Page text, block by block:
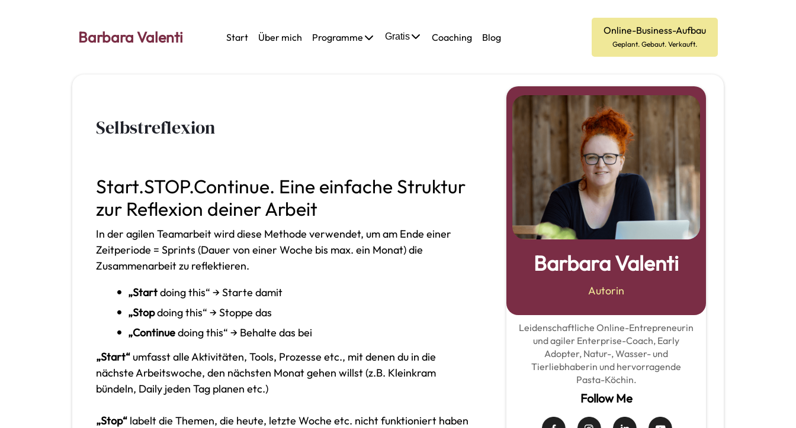
Barbara Valenti Start Über mich Programme Gratis Coaching Blog
Online-Business-Aufbau
Geplant. Gebaut. Verkauft.
Selbstreflexion
Start.STOP.Continue. Eine einfache Struktur
zur Reflexion deiner Arbeit
In der agilen Teamarbeit wird diese Methode verwendet, um am Ende einer
Zeitperiode = Sprints (Dauer von einer Woche bis max. ein Monat) die
Zusammenarbeit zu reflektieren.
„Startdoing this“ → Starte damit
„Stopdoing this“ → Stoppe das
„Continuedoing this“ → Behalte das bei
„Start“ umfasst alle Aktivitäten, Tools, Prozesse etc., mit denen du in die
nächste Arbeitswoche, den nächsten Monat gehen willst (z.B. Kleinkram
bündeln, Daily jeden Tag planen etc.)
„Stop“ labelt die Themen, die heute, letzte Woche etc. nicht funktioniert haben
Barbara Valenti
Autorin
Leidenschaftliche Online-Entrepreneurin
und agiler Enterprise-Coach, Early
Adopter, Natur-, Wasser- und
Tierliebhaberin und hervorragende
Pasta-Köchin.
Follow Me